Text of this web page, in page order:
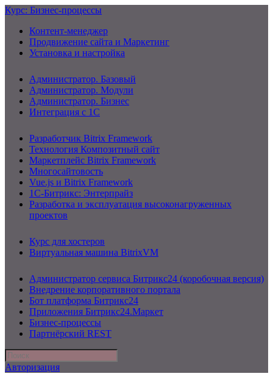
Курс: Бизнес-процессы
Контент-менеджер
Продвижение сайта и Маркетинг
Установка и настройка
Администратор. Базовый
Администратор. Модули
Администратор. Бизнес
Интеграция с 1С
Разработчик Bitrix Framework
Технология Композитный сайт
Маркетплейс Bitrix Framework
Многосайтовость
Vue.js и Bitrix Framework
1С-Битрикс: Энтерпрайз
Разработка и эксплуатация высоконагруженных
проектов
Курс для хостеров
Виртуальная машина BitrixVM
Администратор сервиса Битрикс24 (коробочная версия)
Внедрение корпоративного портала
Бот платформа Битрикс24
Приложения Битрикс24.Маркет
Бизнес-процессы
Партнёрский REST
Авторизация